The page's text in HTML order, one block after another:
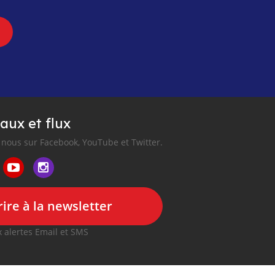
et flux
sur Facebook, YouTube et Twitter.
à la newsletter
alertes Email et SMS